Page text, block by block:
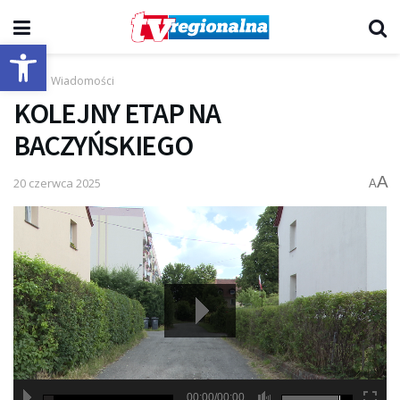
Otwórz pasek narzędzi
Start Wiadomości
KOLEJNY ETAP NA
BACZYŃSKIEGO
20 czerwca 2025 AA
00:00/00:00